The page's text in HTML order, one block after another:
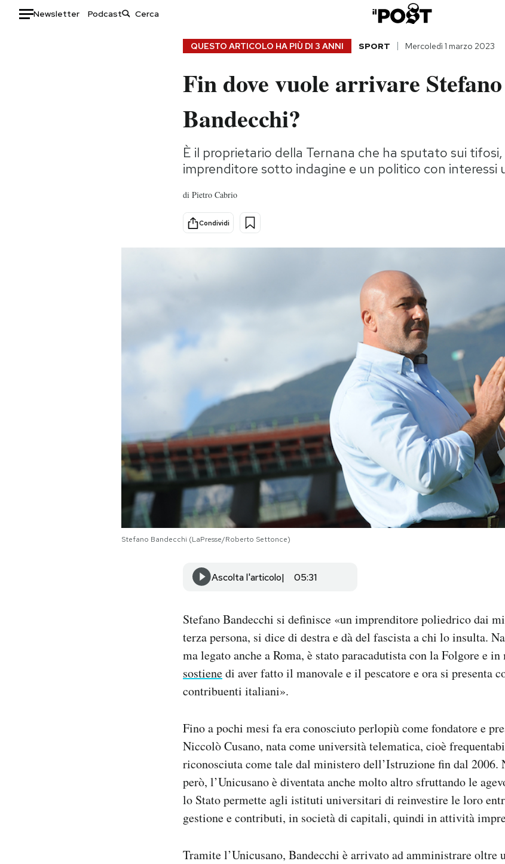
Newsletter Podcast
Storie/Idee
Ok Boomer!
QUESTO ARTICOLO HA PIÙ DI 3 ANNI SPORT Mercoledì 1 marzo 2023
Fin dove vuole arrivare Stefano
Bandecchi?
È il proprietario della Ternana che ha sputato sui
imprenditore sotto indagine e un politico con interessi
di Pietro Cabrio
Condividi
Stefano Bandecchi (LaPresse/Roberto Settonce)
Ascolta l'articolo 05:31
Stefano Bandecchi si definisce «un imprenditore poliedrico dai
terza persona, si dice di destra e dà del fascista a chi lo insulta.
ma legato anche a Roma, è stato paracadutista con la Folgore e
sostienedi aver fatto il manovale e il pescatore e ora si presenta
contribuenti italiani».
Fino a pochi mesi fa era conosciuto perlopiù come fondatore e
Niccolò Cusano, nata come università telematica, cioè
riconosciuta come tale dal ministero dell’Istruzione fin dal 2006.
però, l’Unicusano è diventata anche molto altro sfruttando le
lo Stato permette agli istituti universitari di reinvestire le loro
gestione e contributi, in società di capitali, quindi in attività
Tramite l’Unicusano, Bandecchi è arrivato ad amministrare oltre